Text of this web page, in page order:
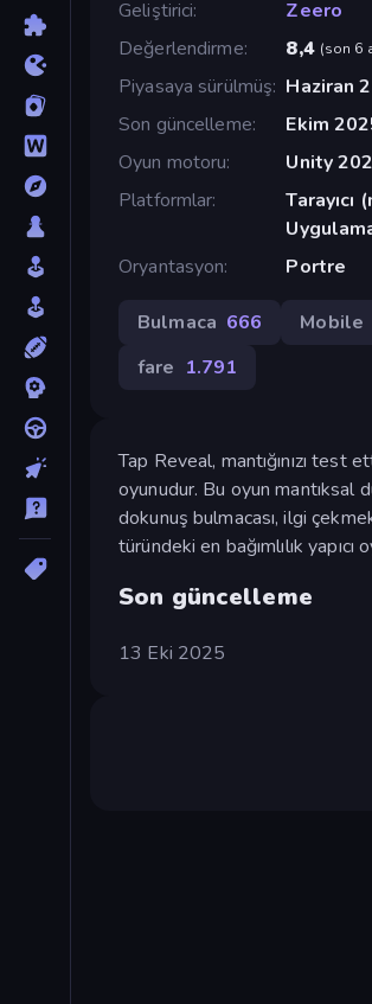
Geliştirici
Zeero
Değerlendirme
8,4 (son 6
Piyasaya sürülmüş Haziran
Son güncelleme
Ekim
Oyun motoru
Unity
Platformlar
Oryantasyon
Portre
Bulmaca 666 Mobile
fare 1.791
Tap Reveal, mantığınızı test
oyunudur. Bu oyun mantıksal
dokunuş bulmacası, ilgi
türündeki en bağımlılık
Son güncelleme
13 Eki 2025